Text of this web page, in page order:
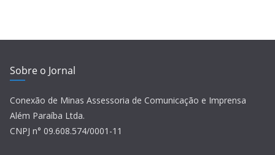
Sobre o Jornal
Conexão de Minas Assessoria de Comunicação e Imprensa
Além Paraíba Ltda.
CNPJ n° 09.608.574/0001-11